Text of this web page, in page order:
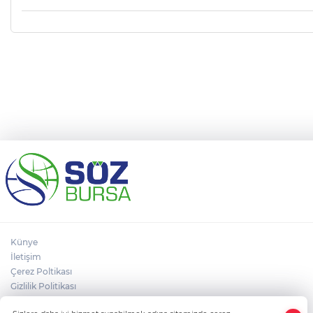
Ölüyor!
Künye
İletişim
Çerez Poltikası
Gizlilik Politikası